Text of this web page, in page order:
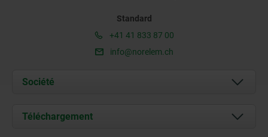
Standard
+41 41 833 87 00
info@norelem.ch
Société
À propos de nous
Téléchargement